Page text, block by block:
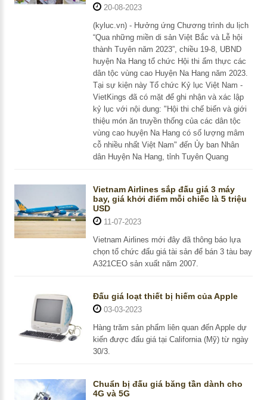
20-08-2023
(kyluc.vn) - Hưởng ứng Chương trình du lịch
“Qua những miền di sản Việt Bắc và Lễ hội
thành Tuyên năm 2023”, chiều 19-8, UBND
huyện Na Hang tổ chức Hội thi ẩm thực các
dân tộc vùng cao Huyện Na Hang năm 2023.
Tại sự kiện này Tổ chức Kỷ lục Việt Nam -
VietKings đã có mặt để ghi nhận và xác lập
kỷ lục với nội dung: "Hội thi chế biến và giới
thiệu món ăn truyền thống của các dân tộc
vùng cao huyện Na Hang có số lượng mâm
cỗ nhiều nhất Việt Nam" đến Ủy ban Nhân
dân Huyện Na Hang, tỉnh Tuyên Quang
Vietnam Airlines sắp đấu giá 3 máy
bay, giá khởi điểm mỗi chiếc là 5 triệu
USD
11-07-2023
Vietnam Airlines mới đây đã thông báo lựa
chọn tổ chức đấu giá tài sản để bán 3 tàu bay
A321CEO sản xuất năm 2007.
Đấu giá loạt thiết bị hiếm của Apple
03-03-2023
Hàng trăm sản phẩm liên quan đến Apple dự
kiến được đấu giá tại California (Mỹ) từ ngày
30/3.
Chuẩn bị đấu giá băng tần dành cho
4G và 5G